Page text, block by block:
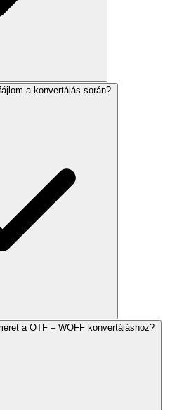
a konvertálás során?
a OTF – WOFF konvertáláshoz?